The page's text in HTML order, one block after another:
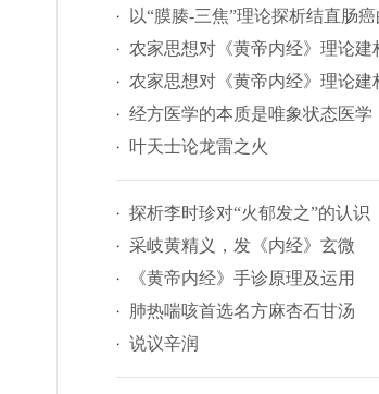
以“膜腠-三焦”理论探析结直肠
农家思想对《黄帝内经》理论建
农家思想对《黄帝内经》理论建
经方医学的本质是唯象状态医学
叶天士论龙雷之火
探析李时珍对“火郁发之”的认识
采岐黄精义，发《内经》玄微
《黄帝内经》手诊原理及运用
肺热喘咳首选名方麻杏石甘汤
说议辛润